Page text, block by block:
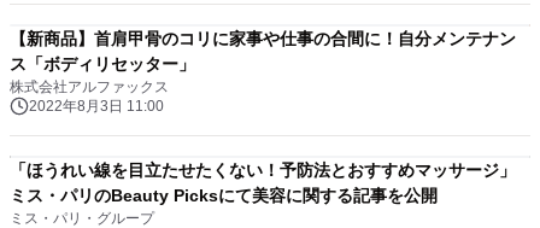
【新商品】首肩甲骨のコリに家事や仕事の合間に！自分メンテナン
ス「ボディリセッター」
株式会社アルファックス
2022年8月3日 11:00
「ほうれい線を目立たせたくない！予防法とおすすめマッサージ」
ミス・パリのBeauty Picksにて美容に関する記事を公開
ミス・パリ・グループ